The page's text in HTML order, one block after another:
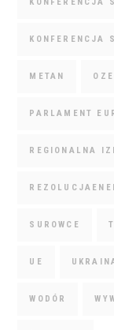
KONFERENCJA
KONFERENCJA
METAN OZE
PARLAMENT
REGIONALNA
SUROWCE
UE
WODÓR